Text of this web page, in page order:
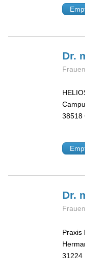
Dr.
38518
Dr.
Praxis
31224